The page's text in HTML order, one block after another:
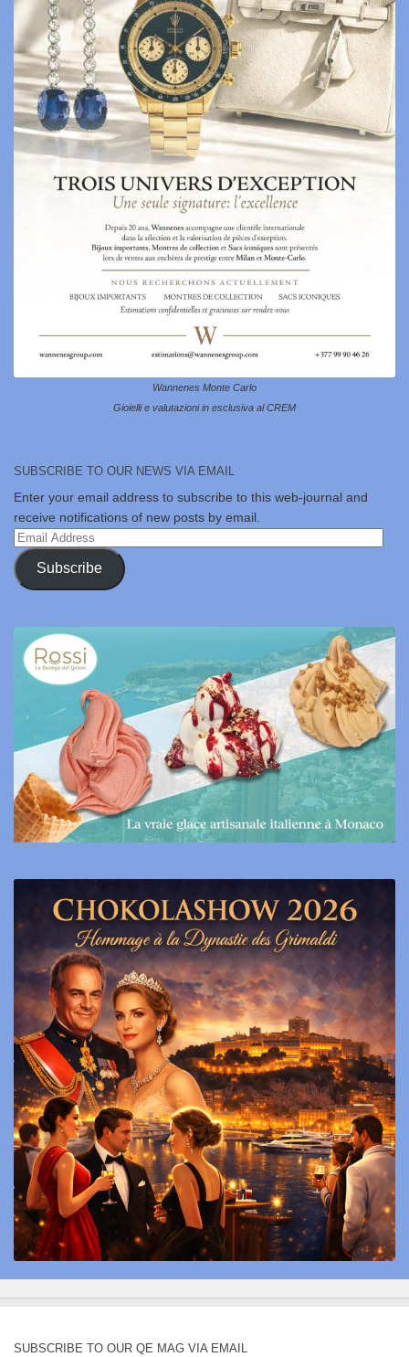
Wannenes Monte Carlo
Gioielli e valutazioni in esclusiva al CREM
SUBSCRIBE TO OUR NEWS VIA EMAIL
Enter your email address to subscribe to this web-journal and
receive notifications of new posts by email.
Email
Address
Subscribe
SUBSCRIBE TO OUR QE MAG VIA EMAIL